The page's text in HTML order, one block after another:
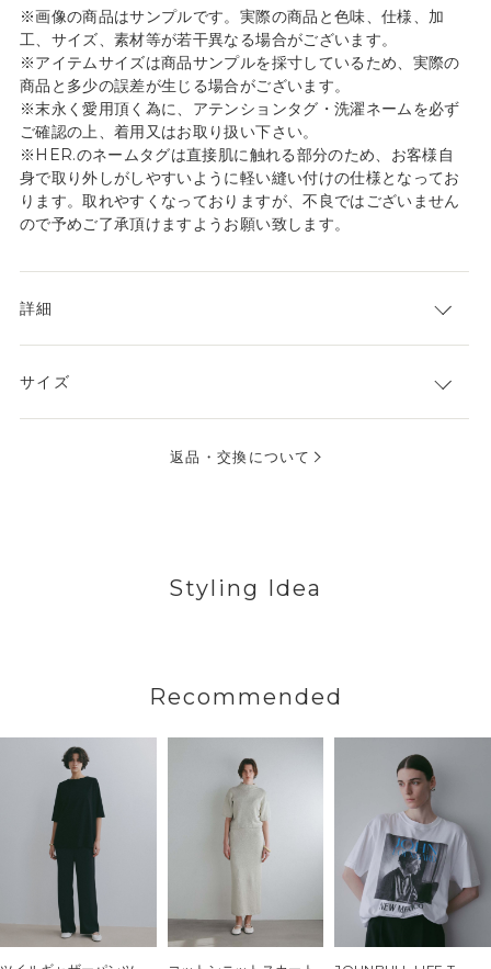
※画像の商品はサンプルです。実際の商品と色味、仕様、加
工、サイズ、素材等が若干異なる場合がございます。
※アイテムサイズは商品サンプルを採寸しているため、実際の
商品と多少の誤差が生じる場合がございます。
※末永く愛用頂く為に、アテンションタグ・洗濯ネームを必ず
ご確認の上、着用又はお取り扱い下さい。
※HER.のネームタグは直接肌に触れる部分のため、お客様自
身で取り外しがしやすいように軽い縫い付けの仕様となってお
ります。取れやすくなっておりますが、不良ではございません
ので予めご了承頂けますようお願い致します。
詳細
サイズ
返品・交換について
Styling Idea
Recommended